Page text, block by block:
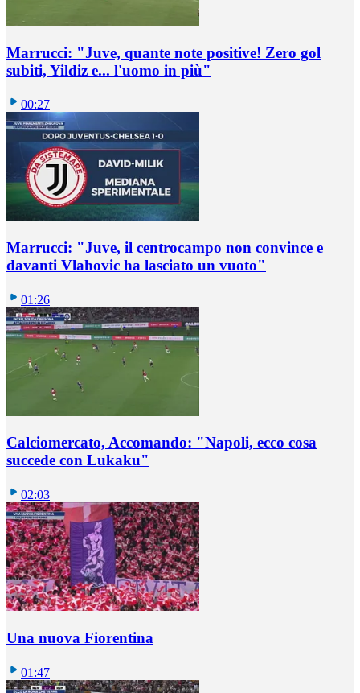
Marrucci: "Juve, quante note positive! Zero gol
subiti, Yildiz e... l'uomo in più"
00:27
Marrucci: "Juve, il centrocampo non convince e
davanti Vlahovic ha lasciato un vuoto"
01:26
Calciomercato, Accomando: "Napoli, ecco cosa
succede con Lukaku"
02:03
Una nuova Fiorentina
01:47